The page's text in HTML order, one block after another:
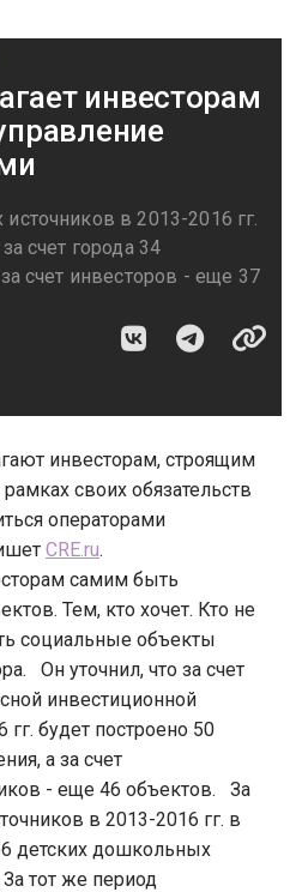
инвесторам
в 2013-2016 гг.
счет города 34
счет инвесторов - еще 37
инвесторам, строящим
своих обязательств
операторами
CRE.ru.
самим быть
Тем, кто хочет. Кто не
социальные объекты
Он уточнил, что за счет
инвестиционной
будет построено 50
а за счет
- еще 46 объектов. За
в 2013-2016 гг. в
детских дошкольных
тот же период